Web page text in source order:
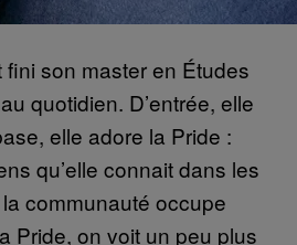
son master en Études
quotidien. D’entrée, elle
elle adore la Pride :
qu’elle connait dans les
communauté occupe
Pride, on voit un peu plus